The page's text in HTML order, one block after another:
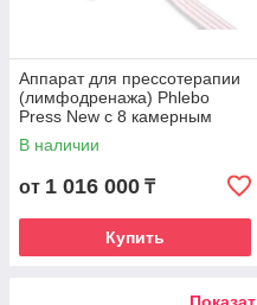
Аппарат для прессотерапии
(лимфодренажа) Phlebo
Press New с 8 камерным
комбинезоном
В наличии
от 1 016 000 ₸
Купить